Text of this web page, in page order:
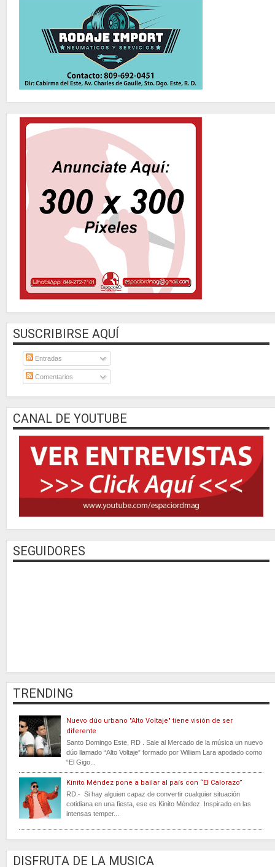
SUSCRIBIRSE AQUÍ
Entradas
Comentarios
CANAL DE YOUTUBE
SEGUIDORES
TRENDING
Nuevo dúo urbano "Alto Voltaje" tiene visión de ser
diferente
Santo Domingo Este, RD . Sale al Mercado de la música un nuevo
dúo llamado “Alto Voltaje” formado por William Lara apodado como
“El Gigo...
Kinito Méndez pone a bailar al país con “El Calorazo”
RD.- Si hay alguien capaz de convertir cualquier situación
cotidiana en una fiesta, ese es Kinito Méndez. Inspirado en las
intensas temper...
DISFRUTA DE LA MUSICA